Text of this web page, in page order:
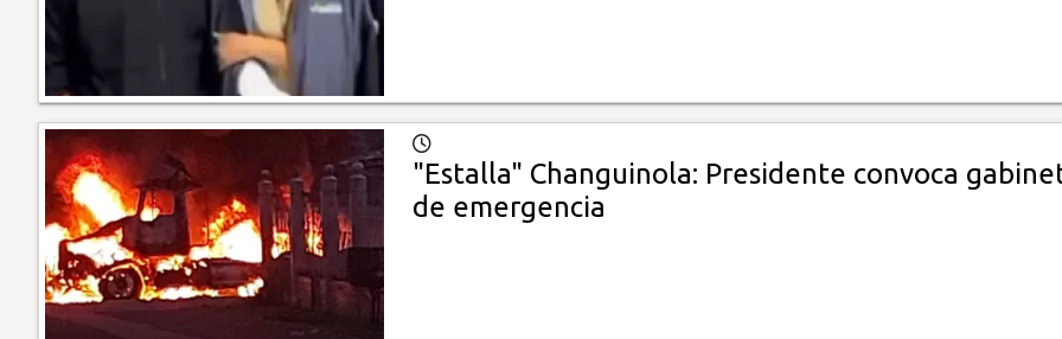
"Estalla" Changuinola: Presidente convoca
de emergencia